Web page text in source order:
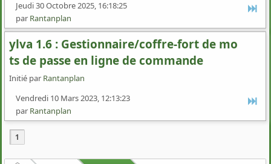
Jeudi 30 Octobre 2025, 16:18:25
par Rantanplan
ylva 1.6 : Gestionnaire/coffre-fort de mo
ts de passe en ligne de commande
Initié par Rantanplan
Vendredi 10 Mars 2023, 12:13:23
par Rantanplan
1